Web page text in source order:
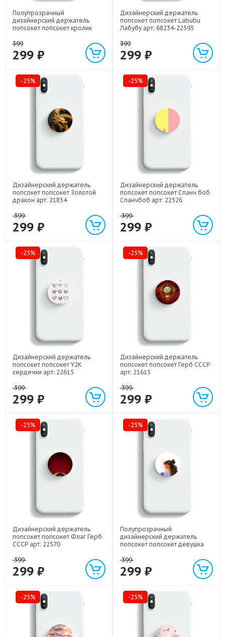
Полупрозрачный
дизайнерский держатель
попсокет попсокет кролик
399
299 ₽
Дизайнерский держатель
попсокет попсокет Labubu
Лабубу арт: 68234-22595
399
299 ₽
-25%
Дизайнерский держатель
попсокет попсокет Золотой
дракон арт: 21854
399
299 ₽
-25%
Дизайнерский держатель
попсокет попсокет Спанч боб
Спанчбоб арт: 22526
399
299 ₽
-25%
Дизайнерский держатель
попсокет попсокет Y2K
сердечки арт: 22615
399
299 ₽
-25%
Дизайнерский держатель
попсокет попсокет Герб СССР
арт: 21615
399
299 ₽
-25%
Дизайнерский держатель
попсокет попсокет Флаг Герб
СССР арт: 22570
399
299 ₽
-25%
Полупрозрачный
дизайнерский держатель
попсокет попсокет девушка
399
299 ₽
-25% -25%